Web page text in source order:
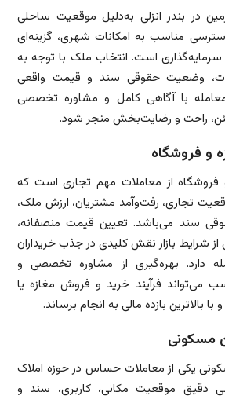
زمین در بندر انزلی به‌دلیل موقعیت ساحلی
مناسب به امکانات شهری، گزینه‌ای
است. انتخاب ملک با توجه به
وضعیت حقوقی سند و قیمت واقعی
با آگاهی کامل و مشاوره تخصصی
راحت و رضایت‌بخش منجر شود.
و فروشگاه
از معاملات مهم تجاری است که
تجاری، رفت‌وآمد مشتریان، ارزش ملک،
سند می‌باشد. تعیین قیمت منصفانه،
شرایط بازار نقش کلیدی در جذب خریداران
دارد. بهره‌گیری از مشاوره تخصصی و
می‌تواند فرآیند خرید و فروش مغازه یا
بالاترین بازده مالی به انجام برساند.
مسکونی
یکی از معاملات حساس در حوزه املاک
دقیق موقعیت مکانی، کاربری، سند و